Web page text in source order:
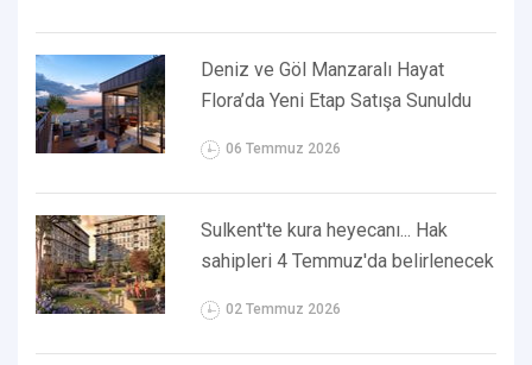
Deniz ve Göl Manzaralı Hayat
Flora’da Yeni Etap Satışa Sunuldu
06 Temmuz 2026
Sulkent'te kura heyecanı... Hak
sahipleri 4 Temmuz'da belirlenecek
02 Temmuz 2026